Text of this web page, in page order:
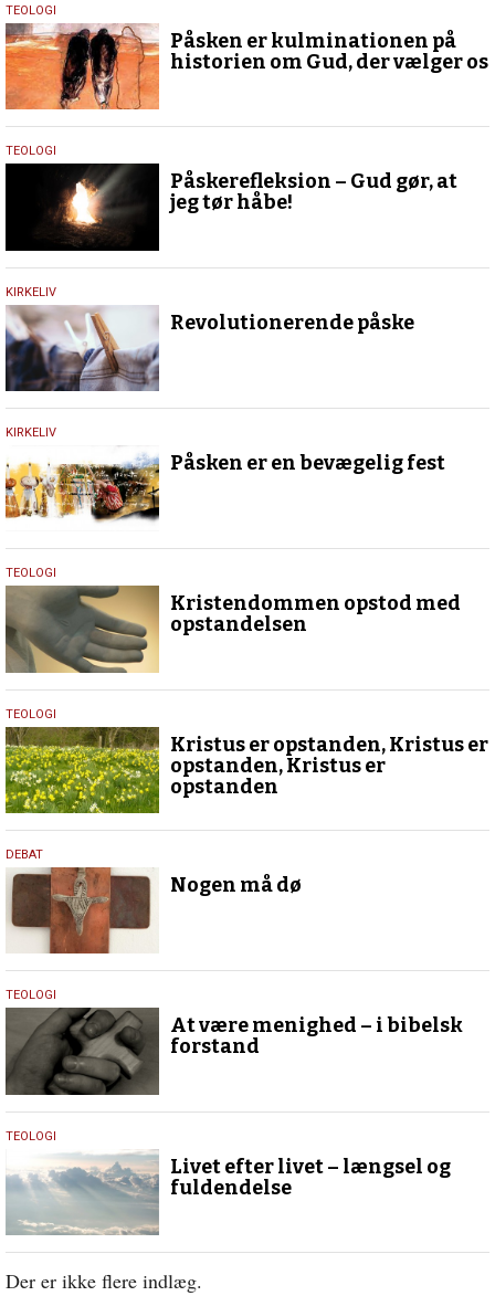
9.
april
2023
TEOLOGI
Påsken er kulminationen på
historien om Gud, der vælger os
1.
TEOLOGI
Påskerefleksion – Gud gør, at
jeg tør håbe!
19.
maj
2017
KIRKELIV
Revolutionerende påske
14.
marts
2017
KIRKELIV
Påsken er en bevægelig fest
18.
marts
2016
TEOLOGI
Kristendommen opstod med
opstandelsen
17.
marts
2016
TEOLOGI
Kristus er opstanden, Kristus er
opstanden, Kristus er
opstanden
17.
marts
2016
DEBAT
Nogen må dø
25.
september
2015
TEOLOGI
At være menighed – i bibelsk
forstand
27.
marts
2015
TEOLOGI
Livet efter livet – længsel og
fuldendelse
Der er ikke flere indlæg.